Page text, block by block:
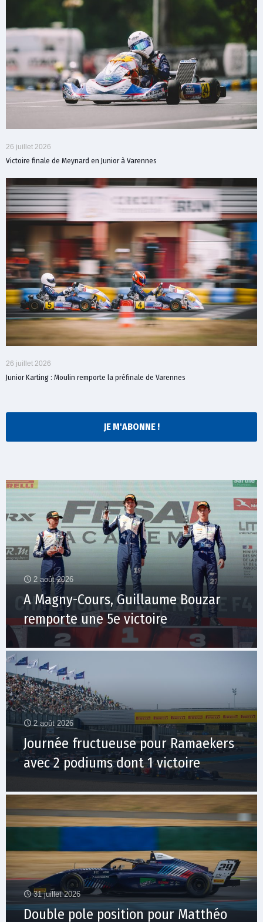
26 juillet 2026
Victoire finale de Meynard en Junior à Varennes
26 juillet 2026
Junior Karting : Moulin remporte la préfinale de Varennes
JE M'ABONNE !
2 août 2026
A Magny-Cours, Guillaume Bouzar
remporte une 5e victoire
2 août 2026
Journée fructueuse pour Ramaekers
avec 2 podiums dont 1 victoire
31 juillet 2026
Double pole position pour Matthéo